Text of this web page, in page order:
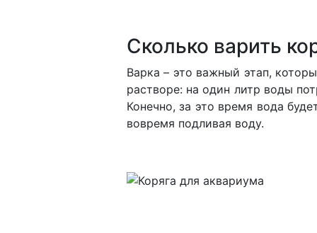
Сколько варить
Варка – это важный этап,
растворе: на один литр воды
Конечно, за это время вода
вовремя подливая воду.